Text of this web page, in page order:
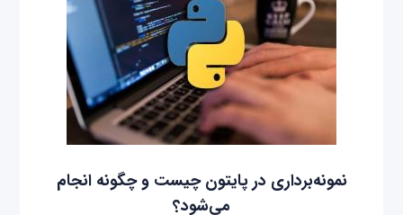
نمونه‌برداری در پایتون‌ چیست و چگونه انجام
می‌شود؟